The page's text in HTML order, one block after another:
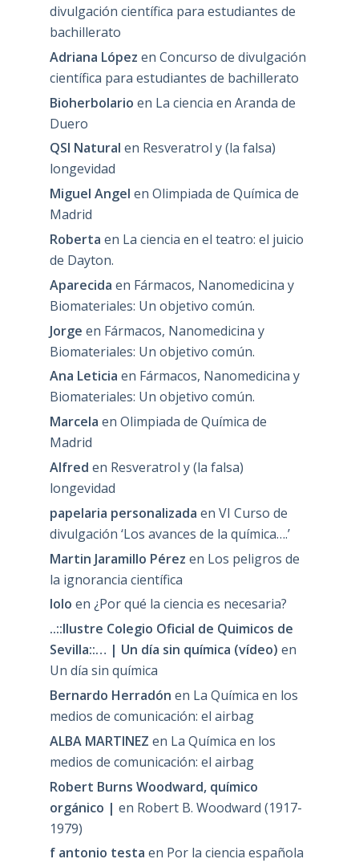
divulgación científica para estudiantes de
bachillerato
Adriana López en Concurso de divulgación
científica para estudiantes de bachillerato
Bioherbolario en La ciencia en Aranda de
Duero
QSI Natural en Resveratrol y (la falsa)
longevidad
Miguel Angel en Olimpiada de Química de
Madrid
Roberta en La ciencia en el teatro: el juicio
de Dayton.
Aparecida en Fármacos, Nanomedicina y
Biomateriales: Un objetivo común.
Jorge en Fármacos, Nanomedicina y
Biomateriales: Un objetivo común.
Ana Leticia en Fármacos, Nanomedicina y
Biomateriales: Un objetivo común.
Marcela en Olimpiada de Química de
Madrid
Alfred en Resveratrol y (la falsa)
longevidad
papelaria personalizada en VI Curso de
divulgación ‘Los avances de la química….’
Martin Jaramillo Pérez en Los peligros de
la ignorancia científica
lolo en ¿Por qué la ciencia es necesaria?
..::Ilustre Colegio Oficial de Quimicos de
Sevilla::… | Un día sin química (vídeo) en
Un día sin química
Bernardo Herradón en La Química en los
medios de comunicación: el airbag
ALBA MARTINEZ en La Química en los
medios de comunicación: el airbag
Robert Burns Woodward, químico
orgánico | en Robert B. Woodward (1917-
1979)
f antonio testa en Por la ciencia española